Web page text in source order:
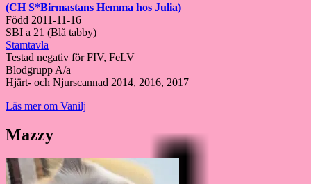
(CH S*Birmastans Hemma hos Julia)
Född 2011-11-16
SBI a 21 (Blå tabby)
Stamtavla
Testad negativ för FIV, FeLV
Blodgrupp A/a
Hjärt- och Njurscannad 2014, 2016, 2017
Läs mer om Vanilj
Mazzy